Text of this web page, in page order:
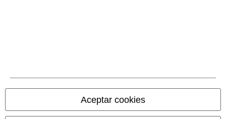
Aceptar cookies
Términos y Condiciones